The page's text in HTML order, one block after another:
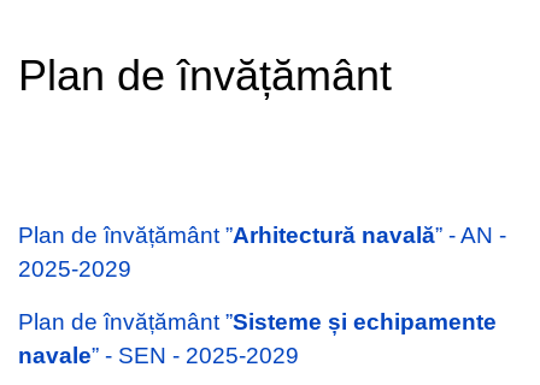
Plan de învățământ
Plan de învățământ ”Arhitectură navală” - AN -
2025-2029
Plan de învățământ ”Sisteme și echipamente
navale” - SEN - 2025-2029